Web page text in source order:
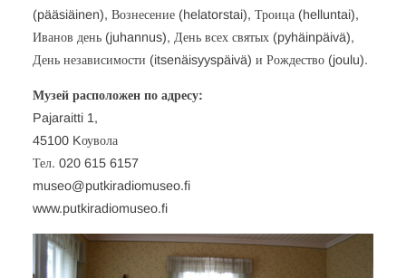
(pääsiäinen), Вознесение (helatorstai), Троица (helluntai),
Иванов день (juhannus), День всех святых (pyhäinpäivä),
День независимости (itsenäisyyspäivä) и Рождество (joulu).
Музей расположен по адресу:
Pajaraitti 1,
45100 Kоувола
Тел. 020 615 6157
museo@putkiradiomuseo.fi
www.putkiradiomuseo.fi